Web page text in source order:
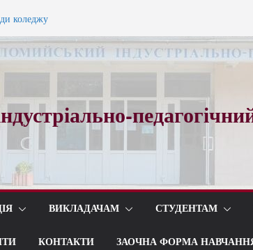
коледжу
ВИКЛАДАЧАМ СТУДЕНТАМ
КОНТАКТИ ЗАОЧНА ФОРМА